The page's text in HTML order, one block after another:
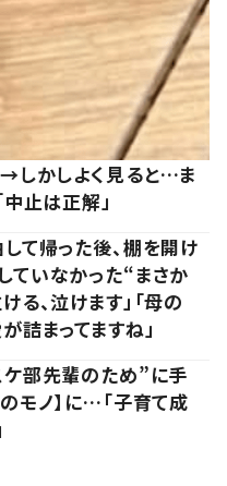
しかしよく見ると…ま
中止は正解」
て帰った後、棚を開け
いなかった“まさか
、泣けます」「母の
詰まってますね」
部先輩のため”に手
モノ】に…「子育て成